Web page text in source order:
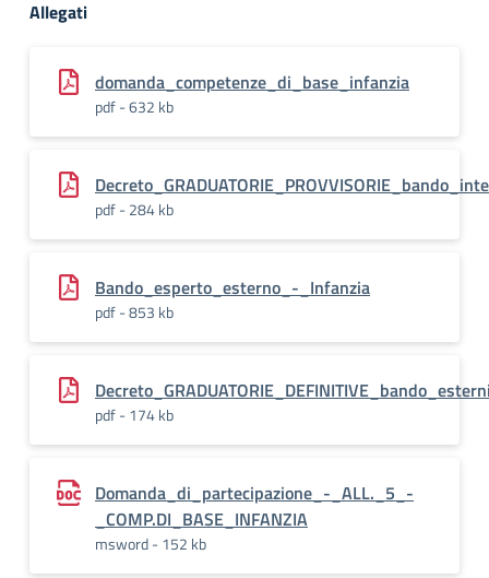
Allegati
domanda_competenze_di_base_infanzia
pdf - 632 kb
pdf - 284 kb
Bando_esperto_esterno_-_Infanzia
pdf - 853 kb
pdf - 174 kb
Domanda_di_partecipazione_-_ALL._5_-
_COMP.DI_BASE_INFANZIA
msword - 152 kb